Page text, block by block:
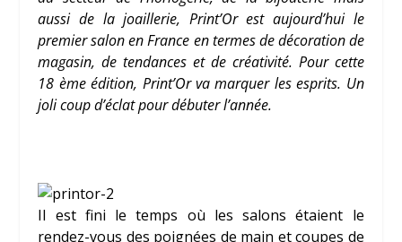
aussi de la joaillerie, Print’Or est aujourd’hui le
premier salon en France en termes de décoration de
magasin, de tendances et de créativité. Pour cette
18 ème édition, Print’Or va marquer les esprits. Un
joli coup d’éclat pour débuter l’année.
Il est fini le temps où les salons étaient le
rendez-vous des poignées de main et coupes de